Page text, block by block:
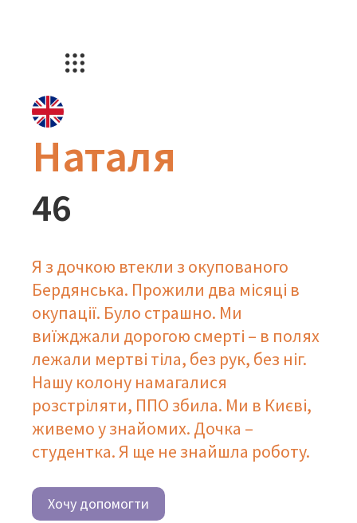
Наталя
46
Я з дочкою втекли з окупованого
Бердянська. Прожили два місяці в
окупації. Було страшно. Ми
виїжджали дорогою смерті – в полях
лежали мертві тіла, без рук, без ніг.
Нашу колону намагалися
розстріляти, ППО збила. Ми в Києві,
живемо у знайомих. Дочка –
студентка. Я ще не знайшла роботу.
Хочу допомогти